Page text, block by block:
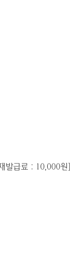
발급료 : 10,000원]